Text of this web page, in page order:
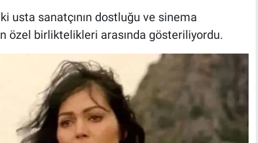
usta sanatçının dostluğu ve sinema
özel birliktelikleri arasında gösteriliyordu.